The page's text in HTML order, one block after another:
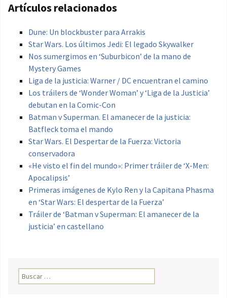
Artículos relacionados
Dune: Un blockbuster para Arrakis
Star Wars. Los últimos Jedi: El legado Skywalker
Nos sumergimos en ‘Suburbicon’ de la mano de
Mystery Games
Liga de la justicia: Warner / DC encuentran el camino
Los tráilers de ‘Wonder Woman’ y ‘Liga de la Justicia’
debutan en la Comic-Con
Batman v Superman. El amanecer de la justicia:
Batfleck toma el mando
Star Wars. El Despertar de la Fuerza: Victoria
conservadora
«He visto el fin del mundo»: Primer tráiler de ‘X-Men:
Apocalipsis’
Primeras imágenes de Kylo Ren y la Capitana Phasma
en ‘Star Wars: El despertar de la Fuerza’
Tráiler de ‘Batman v Superman: El amanecer de la
justicia’ en castellano
Buscar: